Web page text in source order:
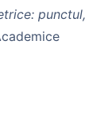
punctul,